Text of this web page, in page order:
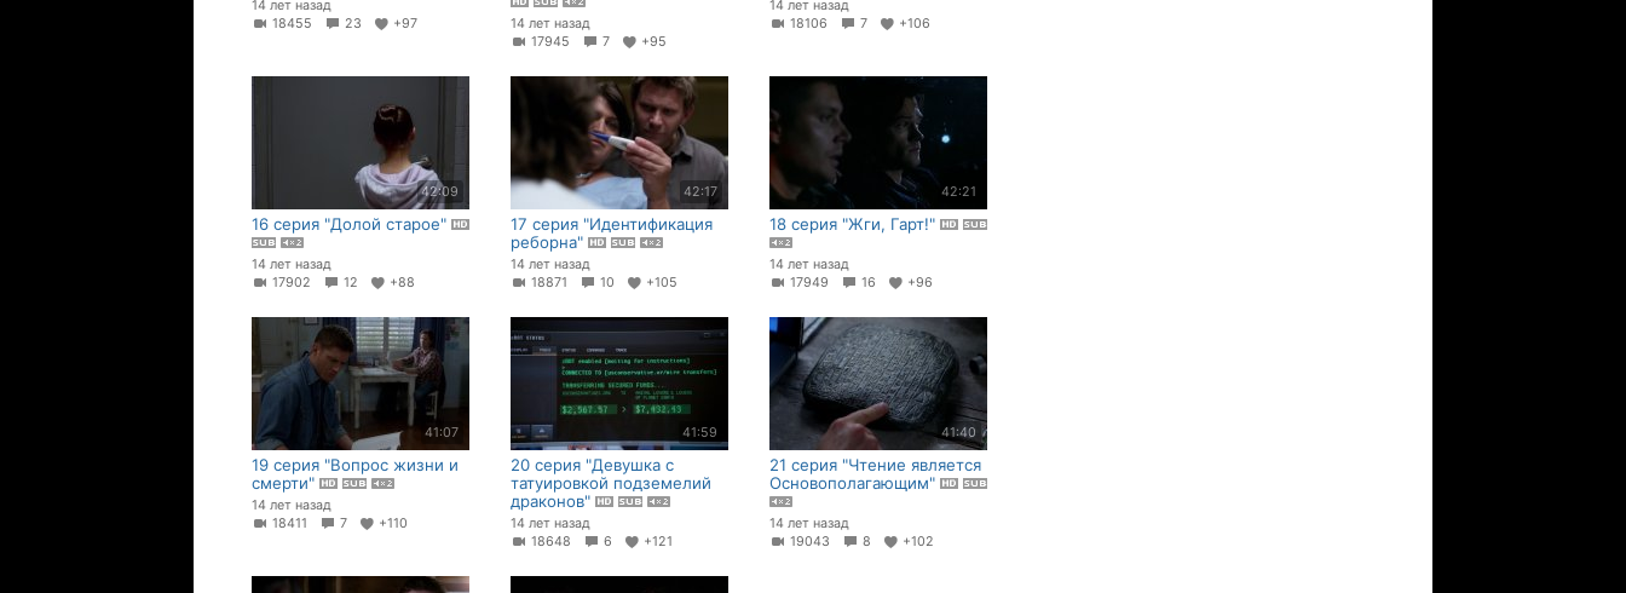
14 лет назад
18455
23 +97
14 лет назад
17945
7 +95
14 лет назад
18106
7 +106
42:09
16 серия "Долой старое"
14 лет назад
17902
12 +88
42:17
17 серия "Идентификация
реборна"
14 лет назад
18871
10 +105
42:21
18 серия "Жги, Гарт!"
14 лет назад
17949
16 +96
41:07
19 серия "Вопрос жизни и
смерти"
14 лет назад
18411
7 +110
41:59
20 серия "Девушка с
татуировкой подземелий
драконов"
14 лет назад
18648
6 +121
41:40
21 серия "Чтение является
Основополагающим"
14 лет назад
19043
8 +102